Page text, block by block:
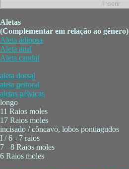
Aletas
(Complementar em relação ao gênero)
Aleta adiposa
Aleta anal
Aleta caudal
aleta dorsal
aleta peitoral
aletas pélvicas
longo
11 Raios moles
17 Raios moles
incisado / côncavo, lobos pontiagudos
I / 6 - 7 raios
7 - 8 Raios moles
6 Raios moles